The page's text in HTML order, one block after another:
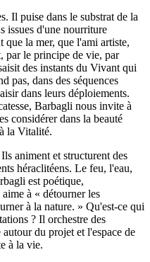
Il puise dans le substrat de la
issues d'une nourriture
que la mer, que l'ami artiste,
par le principe de vie, par
des instants du Vivant qui
pas, dans des séquences
dans leurs déploiements.
Barbagli nous invite à
considérer dans la beauté
la Vitalité.
animent et structurent des
héraclitéens. Le feu, l'eau,
est poétique,
à « détourner les
à la nature. » Qu'est-ce qui
? Il orchestre des
du projet et l'espace de
à la vie.